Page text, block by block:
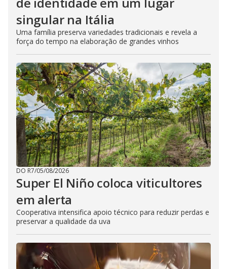
singular na Itália
Uma família preserva variedades tradicionais e revela a
força do tempo na elaboração de grandes vinhos
DO R7/05/08/2026
Super El Niño coloca viticultores
em alerta
Cooperativa intensifica apoio técnico para reduzir perdas e
preservar a qualidade da uva